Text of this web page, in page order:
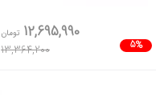
5%
12,695,990 تومان
13,364,200